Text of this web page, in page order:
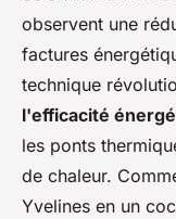
observent une
factures
technique
l'efficacité
les ponts
de chaleur.
Yvelines en un